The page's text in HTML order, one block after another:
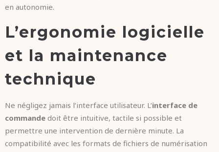
en autonomie.
L’ergonomie logicielle
et la maintenance
technique
Ne négligez jamais l’interface utilisateur. L’interface de
commande doit être intuitive, tactile si possible et
permettre une intervention de dernière minute. La
compatibilité avec les formats de fichiers de numérisation